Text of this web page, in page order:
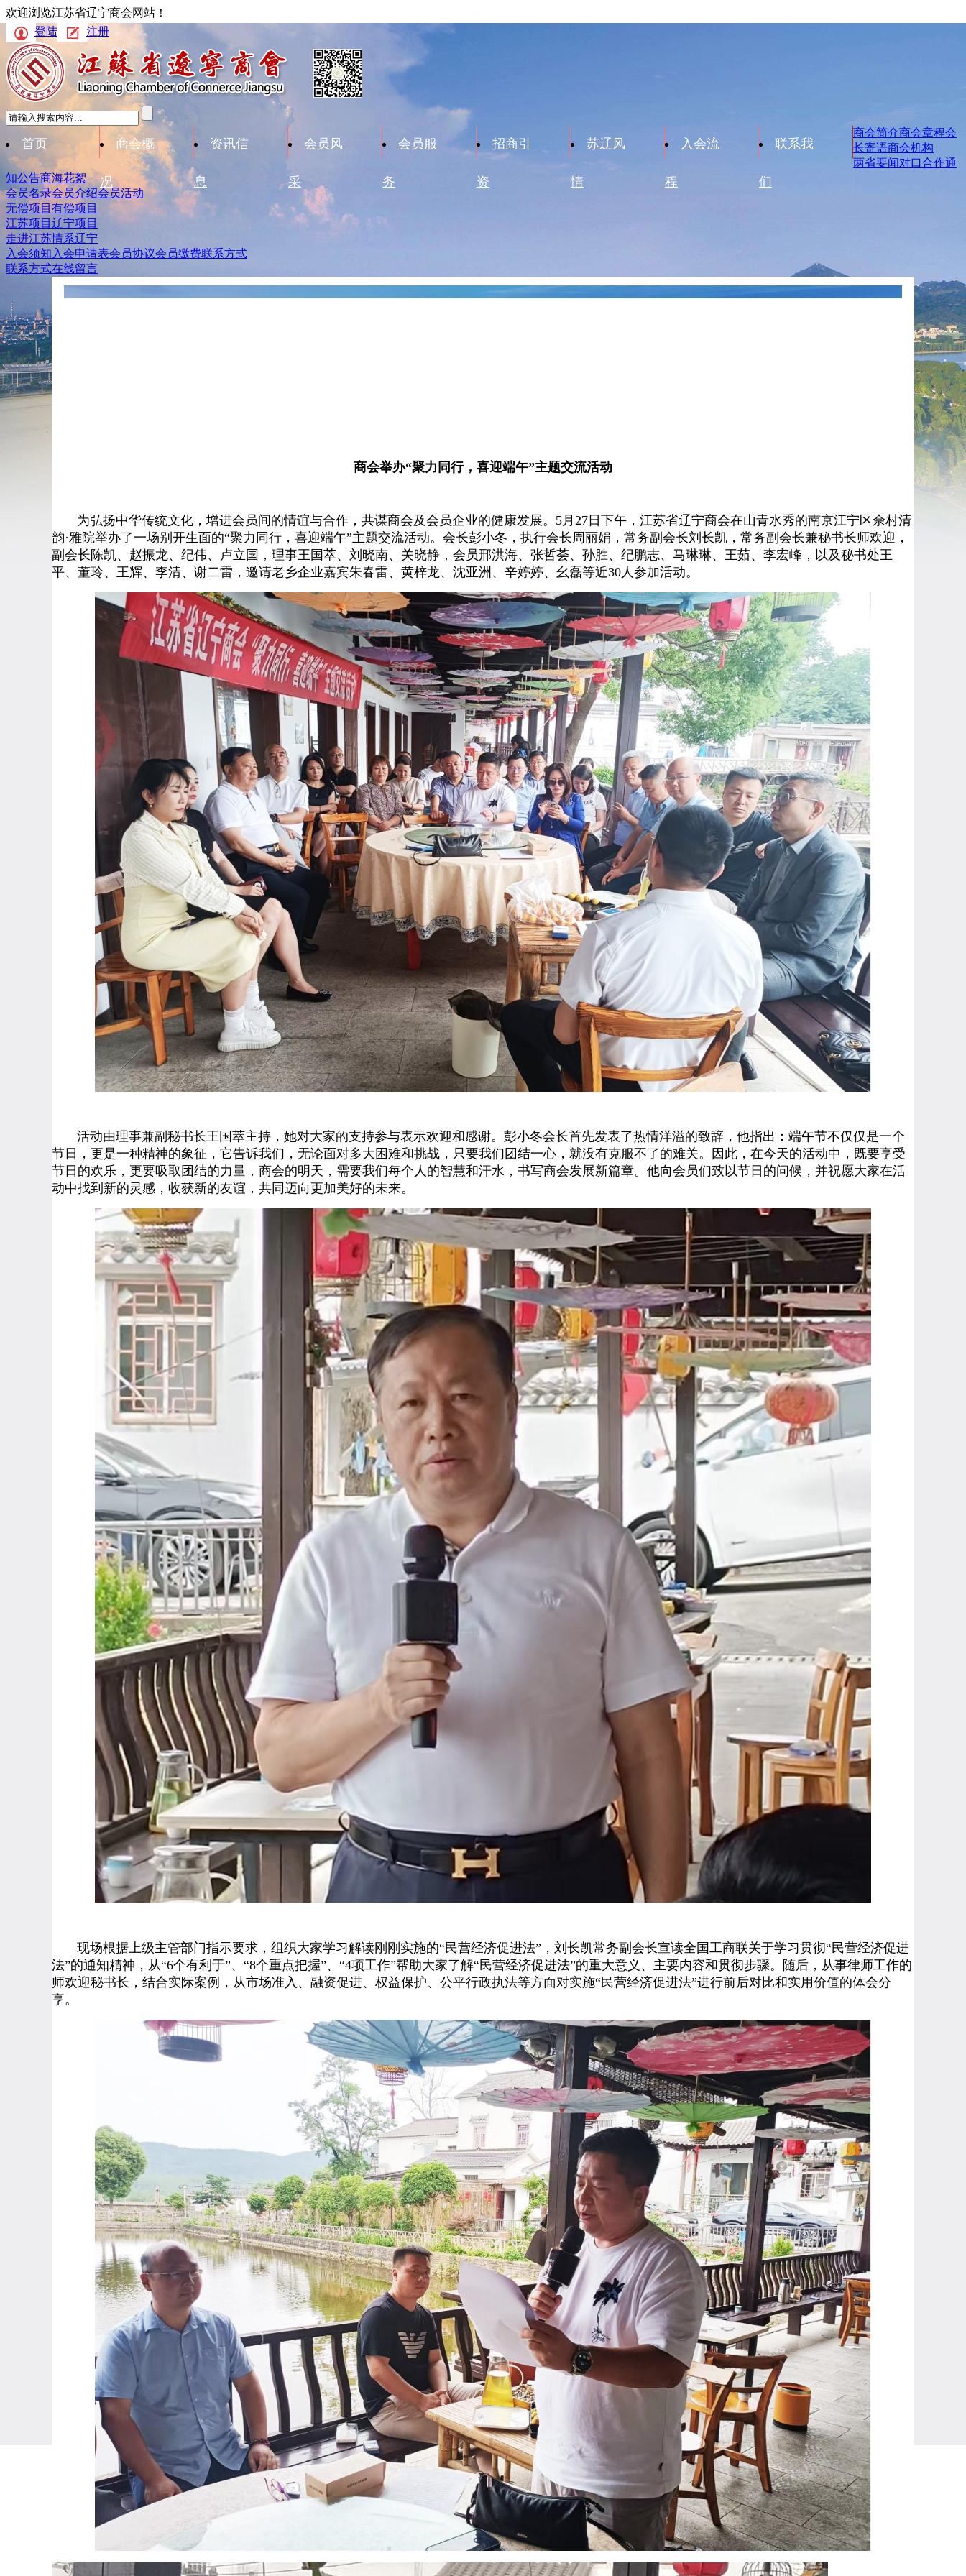
欢迎浏览江苏省辽宁商会网站！
登陆
注册
首页 商会概
况
资讯信
息
会员风
采
会员服
务
招商引
资
苏辽风
情
入会流
程
联系我
们
商会简介商会章程会
长寄语商会机构
两省要闻对口合作通
知公告商海花絮
会员名录会员介绍会员活动
无偿项目 有偿项目
江苏项目 辽宁项目
走进江苏情系辽宁
入会须知 入会申请表会员协议会员缴费联系方式
联系方式在线留言
商会举办“聚力同行，喜迎端午”主题交流活动
为弘扬中华传统文化，增进会员间的情谊与合作，共谋商会及会员企业的健康发展。5月27日下午，江苏省辽宁商会在山青水秀的南京江宁区佘村清
韵·雅院举办了一场别开生面的“聚力同行，喜迎端午”主题交流活动。会长彭小冬，执行会长周丽娟，常务副会长刘长凯，常务副会长兼秘书长师欢迎，
副会长陈凯、赵振龙、纪伟、卢立国，理事王国萃、刘晓南、关晓静，会员邢洪海、张哲荟、孙胜、纪鹏志、马琳琳、王茹、李宏峰，以及秘书处王
平、董玲、王辉、李清、谢二雷，邀请老乡企业嘉宾朱春雷、黄梓龙、沈亚洲、辛婷婷、幺磊等近30人参加活动。
活动由理事兼副秘书长王国萃主持，她对大家的支持参与表示欢迎和感谢。彭小冬会长首先发表了热情洋溢的致辞，他指出：端午节不仅仅是一个
节日，更是一种精神的象征，它告诉我们，无论面对多大困难和挑战，只要我们团结一心，就没有克服不了的难关。因此，在今天的活动中，既要享受
节日的欢乐，更要吸取团结的力量，商会的明天，需要我们每个人的智慧和汗水，书写商会发展新篇章。他向会员们致以节日的问候，并祝愿大家在活
动中找到新的灵感，收获新的友谊，共同迈向更加美好的未来。
现场根据上级主管部门指示要求，组织大家学习解读刚刚实施的“民营经济促进法”，刘长凯常务副会长宣读全国工商联关于学习贯彻“民营经济促进
法”的通知精神，从“6个有利于”、“8个重点把握”、“4项工作”帮助大家了解“民营经济促进法”的重大意义、主要内容和贯彻步骤。随后，从事律师工作的
师欢迎秘书长，结合实际案例，从市场准入、融资促进、权益保护、公平行政执法等方面对实施“民营经济促进法”进行前后对比和实用价值的体会分
享。